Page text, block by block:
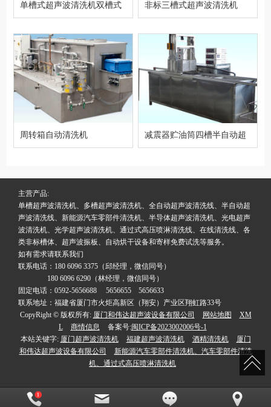
单槽式超声波清洗机双槽式 非标三槽式超声波清洗机
周转箱自动清洗机 减震器贮油筒四槽半自动超
主营产品:
单槽超声波清洗机、多槽超声波清洗机、全自动超声波清洗线、半自动超
声波清洗线、新能源汽车零部件清洗机、半导体超声波清洗机、光电超声
波清洗机、光学超声波清洗机、通过式高压喷淋清洗线、在线清洗线、各
类非标槽体、超声波振板、自动烘干设备和寄样免费试洗等服务。
如有需求请联系我们
联系电话：180 6096 3375（邱经理，微信同号）
180 6096 6290（林经理，微信同号）
固定电话：0592-5656688 5656655 5656633
联系地址：福建省厦门市火炬高新区（翔安）产业区翔虹路33号
CopyRight © 版权所有: 厦门和伟达超声波设备有限公司 网站地图
XM
L
商情信息 备案号:闽ICP备2023002006号-1
本站关键字: 厦门超声波清洗机 福建超声波清洗机 酒精清洗机
厦门
和伟达超声波设备有限公司
新能源汽车零部件清洗机、汽车零部件清洗
机、通过式高压喷淋清洗机